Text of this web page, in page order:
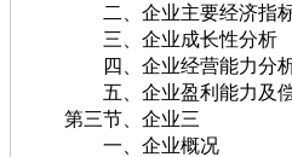
二、企业主要经济指标
三、企业成长性分析
四、企业经营能力分
五、企业盈利能力及偿
第三节、企业三
一、企业概况